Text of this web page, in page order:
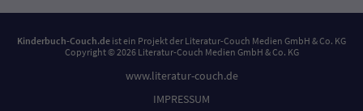
Kinderbuch-Couch.de ist ein Projekt der Literatur-Couch Medien GmbH & Co. KG
Copyright © 2026 Literatur-Couch Medien GmbH & Co. KG
www.literatur-couch.de
IMPRESSUM